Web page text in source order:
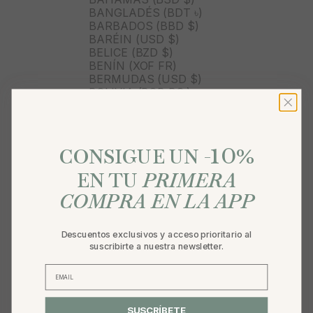
BANGLADÉS (BDT ৳)
BARBADOS (BBD $)
BARÉIN (USD $)
BELICE (BZD $)
BENÍN (XOF FR)
BERMUDAS (USD $)
BOLIVIA (BOB BS.)
BRUNÉI (BND $)
BULGARIA (EUR €)
BURKINA FASO (XOF FR)
BURUNDI (BIF FR)
BUTÁN (USD $)
CABO VERDE (CVE $)
CAMBOYA (KHR ៛)
CAMERÚN (XAF CFA)
CARIBE NEERLANDÉS (USD
CONSIGUE UN -10%
EN TUPRIMERA
COMPRA EN LA APP
Descuentos exclusivos y acceso prioritario al
suscribirte a nuestra newsletter.
SUSCRÍBETE